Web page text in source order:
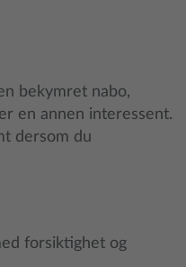
bekymret nabo,
en annen interessent.
dersom du
forsiktighet og